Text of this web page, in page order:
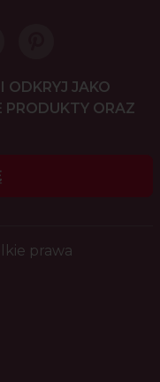
ODKRYJ JAKO
PRODUKTY ORAZ
prawa